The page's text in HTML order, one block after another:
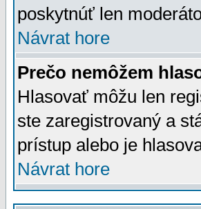
poskytnúť len
Návrat hore
Prečo nemôžem
Hlasovať môžu len
ste zaregistrovaný a
prístup alebo je
Návrat hore